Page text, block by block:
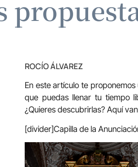
ROCÍO ÁLVAREZ
En este artículo te
que puedas llenar tu tiempo
¿Quieres descubrirlas? Aquí
[divider]Capilla de la